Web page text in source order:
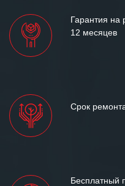
Гарантия на
12 месяцев
Срок
Бесплатный